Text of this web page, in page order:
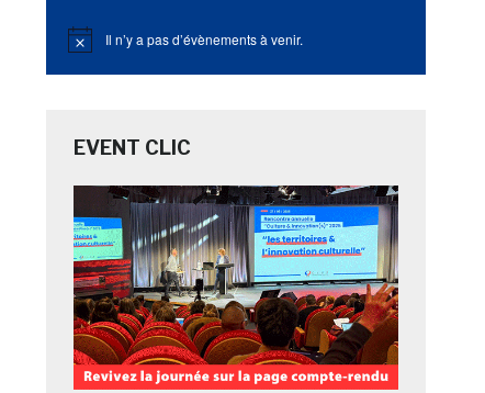
Notice Il n’y a pas d’évènements à venir.
EVENT CLIC